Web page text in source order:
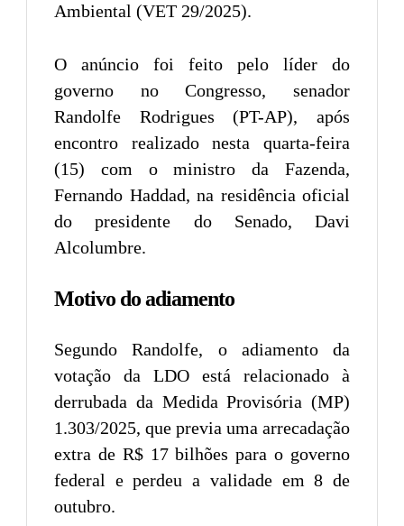
Ambiental (VET 29/2025).
O anúncio foi feito pelo líder do
governo no Congresso, senador
Randolfe Rodrigues (PT-AP), após
encontro realizado nesta quarta-feira
(15) com o ministro da Fazenda,
Fernando Haddad, na residência oficial
do presidente do Senado, Davi
Alcolumbre.
Motivo do adiamento
Segundo Randolfe, o adiamento da
votação da LDO está relacionado à
derrubada da Medida Provisória (MP)
1.303/2025, que previa uma arrecadação
extra de R$ 17 bilhões para o governo
federal e perdeu a validade em 8 de
outubro.